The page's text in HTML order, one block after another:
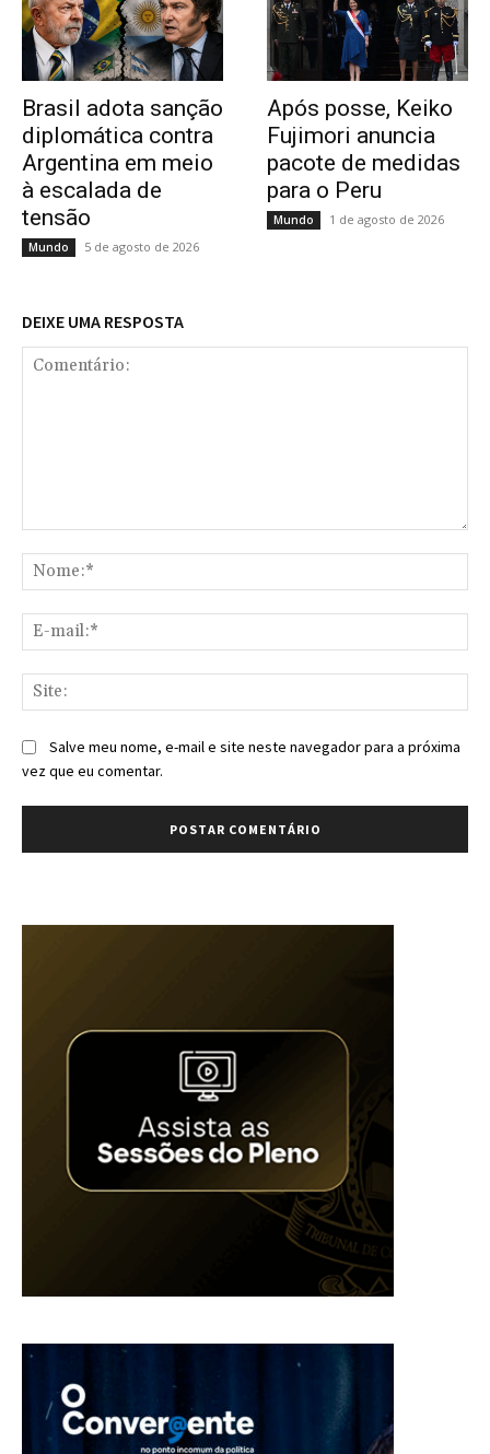
Brasil adota sanção
diplomática contra
Argentina em meio
à escalada de
tensão
Mundo 5 de agosto de 2026
Após posse, Keiko
Fujimori anuncia
pacote de medidas
para o Peru
Mundo 1 de agosto de 2026
DEIXE UMA RESPOSTA
Salve meu nome, e-mail e site neste navegador para a próxima
vez que eu comentar.